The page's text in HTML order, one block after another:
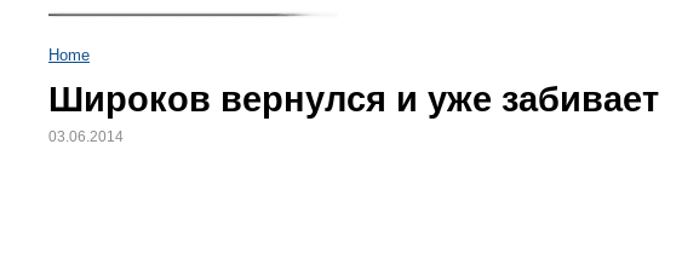
Home
Широков вернулся и уже забивает
03.06.2014